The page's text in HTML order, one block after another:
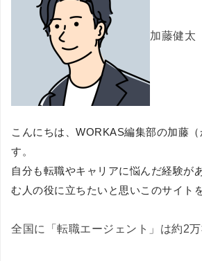
加藤健太
こんにちは、WORKAS編集部の加藤（
す。
自分も転職やキャリアに悩んだ経験が
む人の役に立ちたいと思いこのサイト
全国に「転職エージェント」は約2万